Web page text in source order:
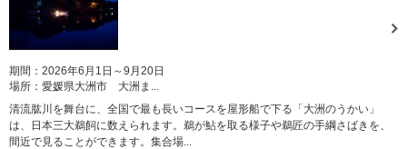
期間： 2026年6月1日～9月20日
場所： 愛媛県大洲市 大洲ま...
清流肱川を舞台に、全国で最も長いコースを屋形船で下る「大洲のうかい」
は、日本三大鵜飼に数えられます。鵜が鮎を取る様子や鵜匠の手綱さばきを、
間近で見ることができます。集合場...